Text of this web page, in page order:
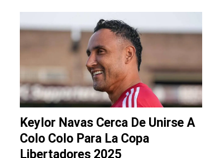
Keylor Navas Cerca De Unirse A
Colo Colo Para La Copa
Libertadores 2025